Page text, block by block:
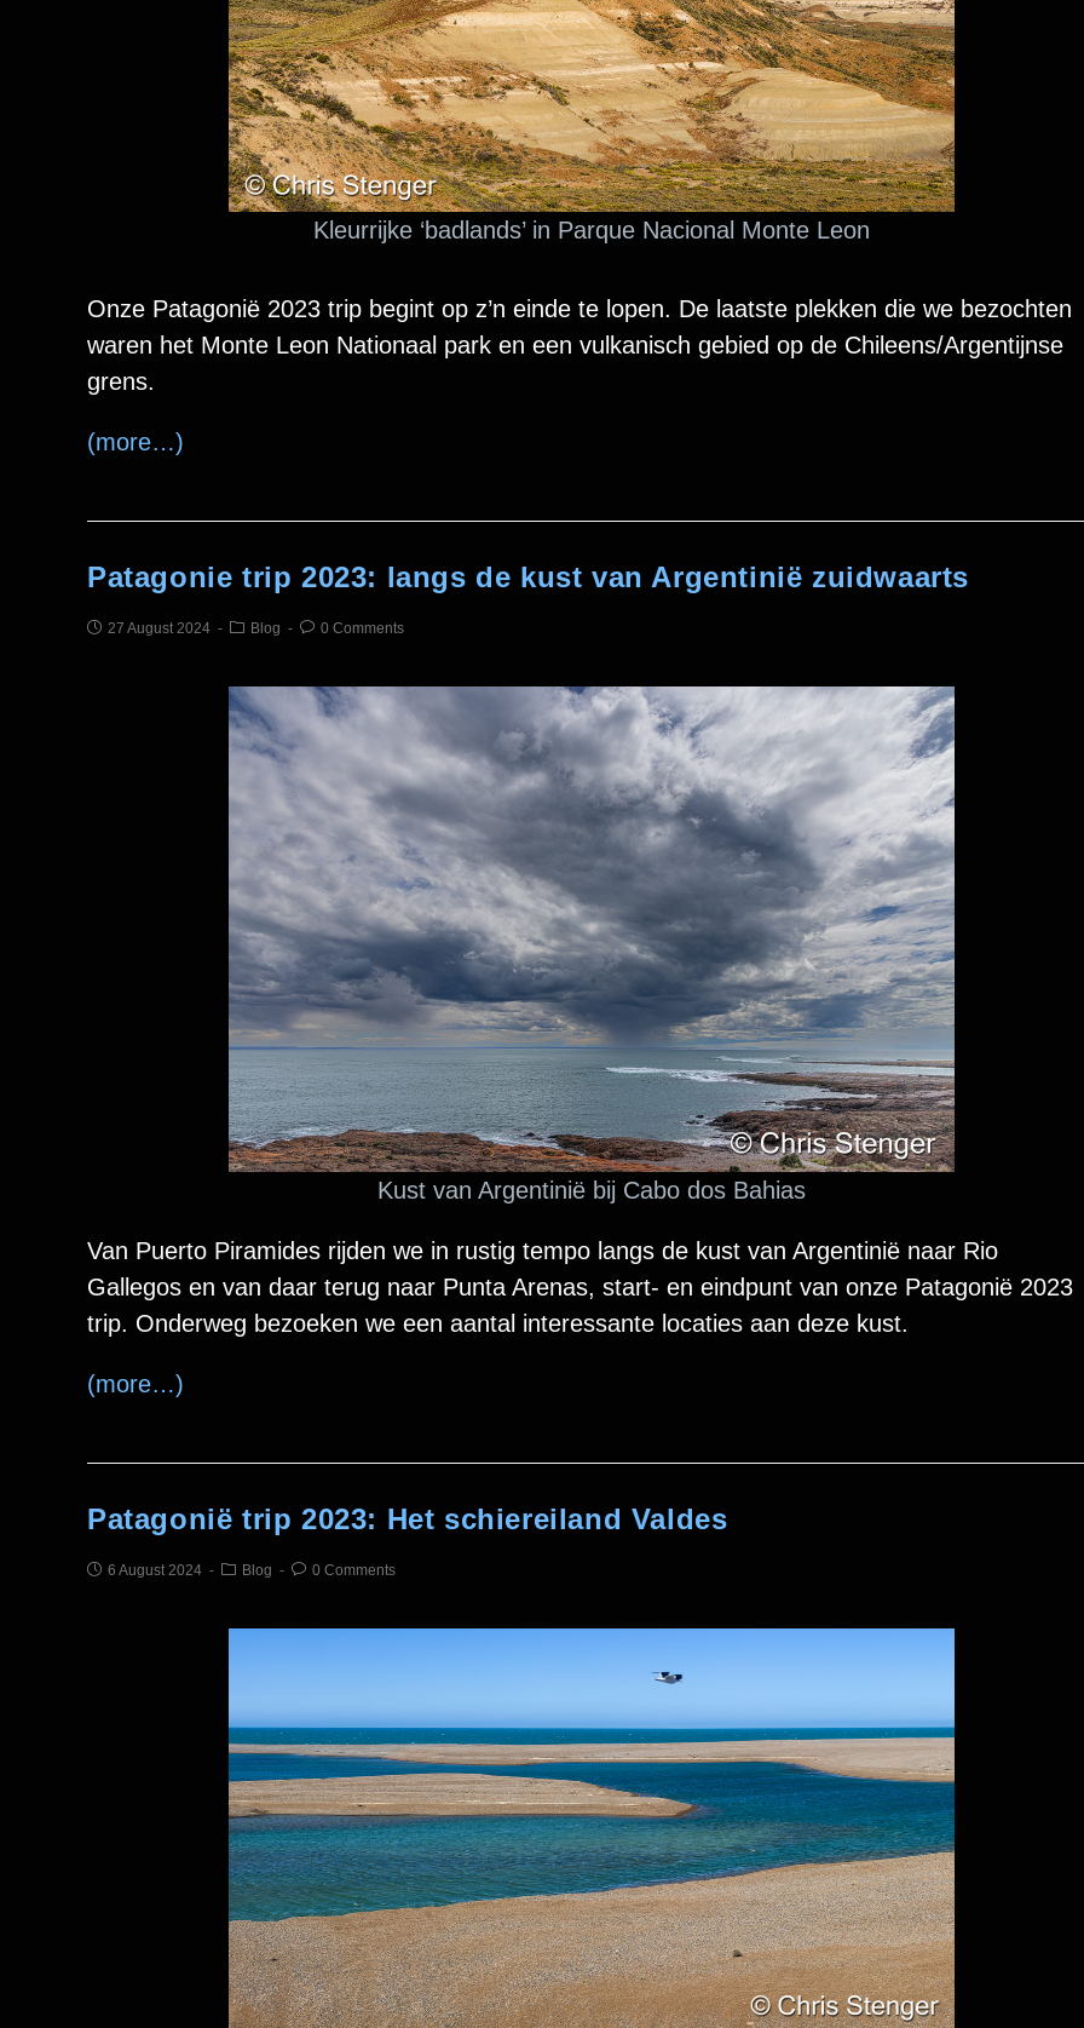
Kleurrijke ‘badlands’ in Parque Nacional Monte Leon
Onze Patagonië 2023 trip begint op z’n einde te lopen. De laatste plekken die we bezochten
waren het Monte Leon Nationaal park en een vulkanisch gebied op de Chileens/Argentijnse
grens.
(more…)
Patagonie trip 2023: langs de kust van Argentinië zuidwaarts
27 August 2024 Blog 0 Comments
Kust van Argentinië bij Cabo dos Bahias
Van Puerto Piramides rijden we in rustig tempo langs de kust van Argentinië naar Rio
Gallegos en van daar terug naar Punta Arenas, start- en eindpunt van onze Patagonië 2023
trip. Onderweg bezoeken we een aantal interessante locaties aan deze kust.
(more…)
Patagonië trip 2023: Het schiereiland Valdes
6 August 2024 Blog 0 Comments